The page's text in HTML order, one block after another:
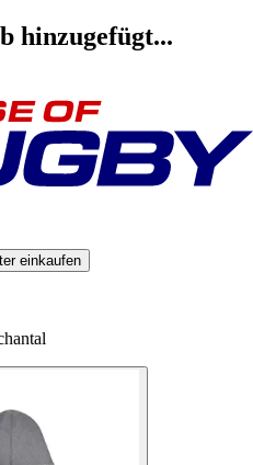
hinzugefügt...
einkaufen